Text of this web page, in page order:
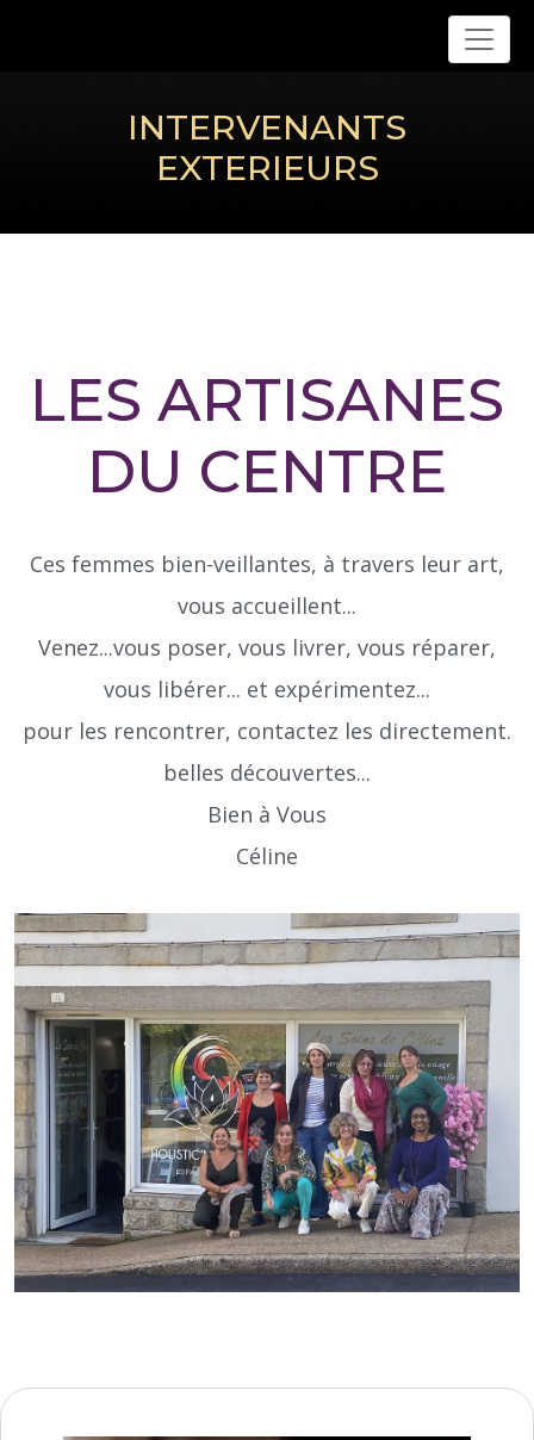
INTERVENANTS
EXTERIEURS
LES ARTISANES
DU CENTRE
Ces femmes bien-veillantes, à travers leur art,
vous accueillent...
Venez...vous poser, vous livrer, vous réparer,
vous libérer... et expérimentez...
pour les rencontrer, contactez les directement.
belles découvertes...
Bien à Vous
Céline